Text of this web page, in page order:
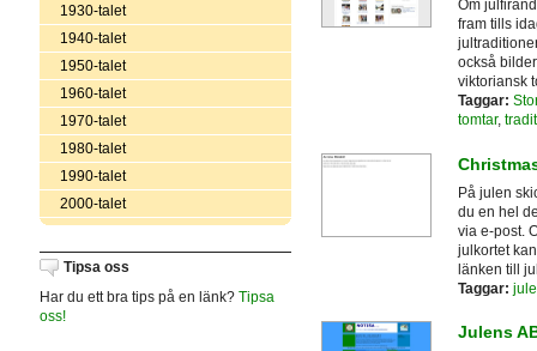
1930-talet
1940-talet
1950-talet
1960-talet
1970-talet
1980-talet
1990-talet
2000-talet
Tipsa oss
Har du ett bra tips på en länk? Tipsa
oss!
Om
fram tills
också
viktoriansk
Taggar:
tomtar,
På julen
du en hel
via e-post.
julkortet
länken till
Taggar:
Julens